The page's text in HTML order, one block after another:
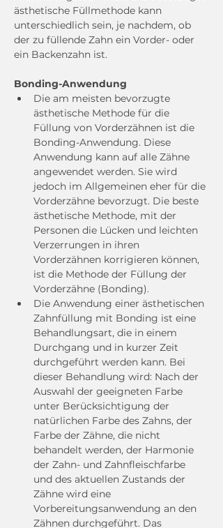
ästhetische Füllmethode kann
unterschiedlich sein, je nachdem, ob
der zu füllende Zahn ein Vorder- oder
ein Backenzahn ist.
Bonding-Anwendung
Die am meisten bevorzugte
ästhetische Methode für die
Füllung von Vorderzähnen ist die
Bonding-Anwendung. Diese
Anwendung kann auf alle Zähne
angewendet werden. Sie wird
jedoch im Allgemeinen eher für die
Vorderzähne bevorzugt. Die beste
ästhetische Methode, mit der
Personen die Lücken und leichten
Verzerrungen in ihren
Vorderzähnen korrigieren können,
ist die Methode der Füllung der
Vorderzähne (Bonding).
Die Anwendung einer ästhetischen
Zahnfüllung mit Bonding ist eine
Behandlungsart, die in einem
Durchgang und in kurzer Zeit
durchgeführt werden kann. Bei
dieser Behandlung wird: Nach der
Auswahl der geeigneten Farbe
unter Berücksichtigung der
natürlichen Farbe des Zahns, der
Farbe der Zähne, die nicht
behandelt werden, der Harmonie
der Zahn- und Zahnfleischfarbe
und des aktuellen Zustands der
Zähne wird eine
Vorbereitungsanwendung an den
Zähnen durchgeführt. Das